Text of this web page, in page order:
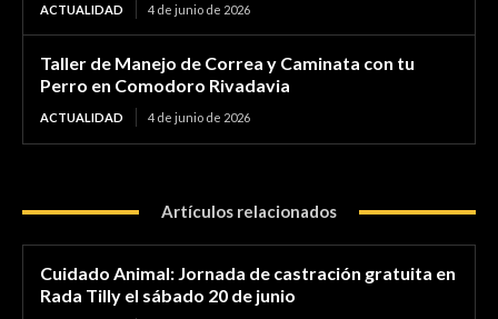
ACTUALIDAD 4 de junio de 2026
Taller de Manejo de Correa y Caminata con tu
Perro en Comodoro Rivadavia
ACTUALIDAD 4 de junio de 2026
Artículos relacionados
Cuidado Animal: Jornada de castración gratuita en
Rada Tilly el sábado 20 de junio